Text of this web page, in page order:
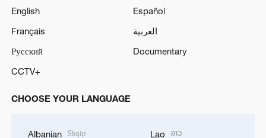
English
Español
Français
العربية
Русский
Documentary
CCTV+
CHOOSE YOUR LANGUAGE
Albanian Shqip Lao ລາວ